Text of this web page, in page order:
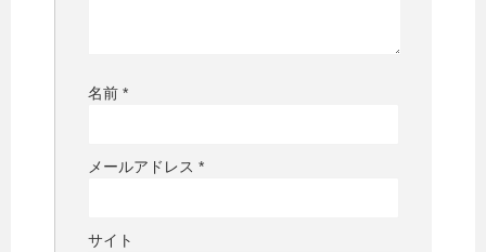
名前 *
メールアドレス *
サイト